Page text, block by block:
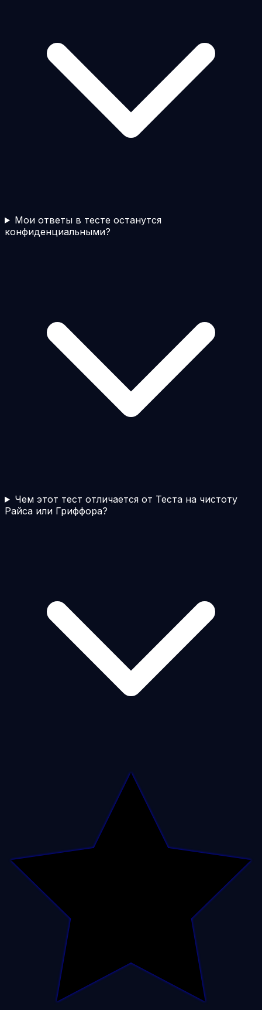
Мои ответы в тесте останутся
конфиденциальными?
Чем этот тест отличается от Теста на чистоту
Райса или Гриффора?